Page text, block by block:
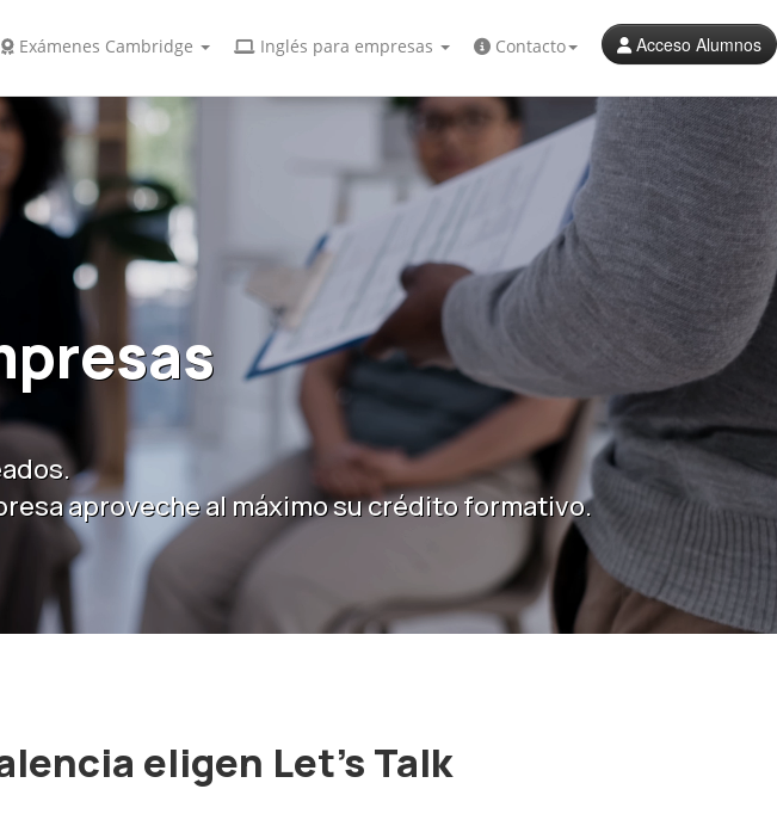
Exámenes Cambridge Inglés para empresas Contacto Acceso Alumnos
aproveche al máximo su crédito formativo.
eligen Let's Talk